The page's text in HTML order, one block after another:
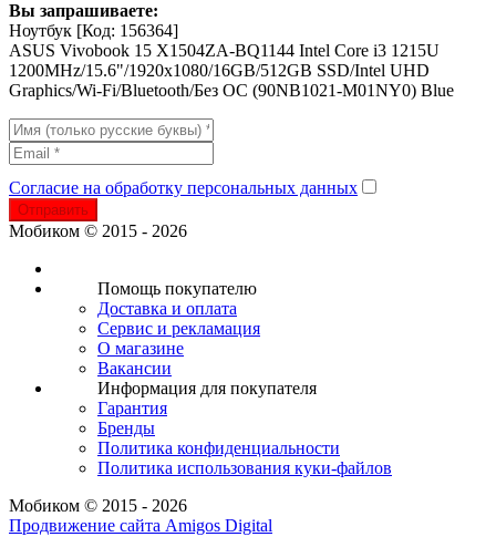
Вы запрашиваете:
Ноутбук [Код: 156364]
ASUS Vivobook 15 X1504ZA-BQ1144 Intel Core i3 1215U
1200MHz/15.6"/1920x1080/16GB/512GB SSD/Intel UHD
Graphics/Wi-Fi/Bluetooth/Без ОС (90NB1021-M01NY0) Blue
Согласие на обработку персональных данных
Отправить
Мобиком © 2015 - 2026
Помощь покупателю
Доставка и оплата
Сервис и рекламация
О магазине
Вакансии
Информация для покупателя
Гарантия
Бренды
Политика конфиденциальности
Политика использования куки-файлов
Мобиком © 2015 - 2026
Продвижение сайта Amigos Digital